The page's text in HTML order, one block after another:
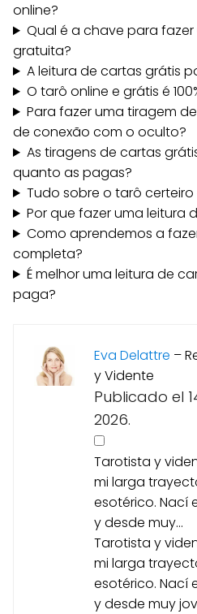
online?
Qual é a chave para
gratuita?
A leitura de cartas grátis
O tarô online e grátis é
Para fazer uma tiragem
de conexão com o oculto?
As tiragens de cartas
quanto as pagas?
Tudo sobre o tarô
Por que fazer uma leitura
Como aprendemos a
completa?
É melhor uma leitura de
paga?
Eva Delattre –
y Vidente
Publicado el
2026.
Tarotista y
mi larga
esotérico. Nací
y desde muy...
Tarotista y
mi larga
esotérico. Nací
y desde muy